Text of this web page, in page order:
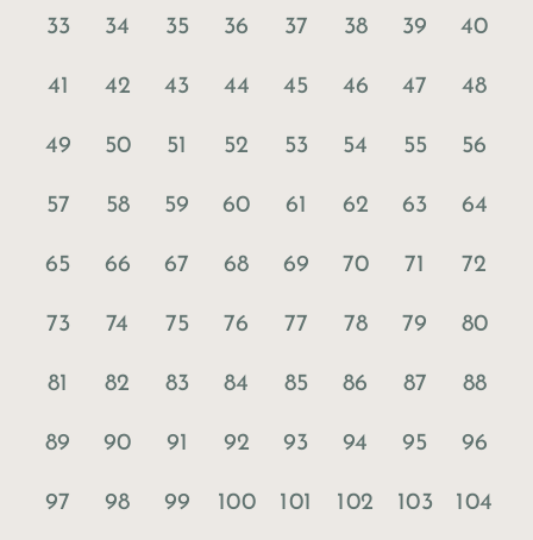
33 34 35 36 37 38 39 40
41 42 43 44 45 46 47 48
49 50 51 52 53 54 55 56
57 58 59 60 61 62 63 64
65 66 67 68 69 70 71 72
73 74 75 76 77 78 79 80
81 82 83 84 85 86 87 88
89 90 91 92 93 94 95 96
97 98 99 100 101 102 103 104